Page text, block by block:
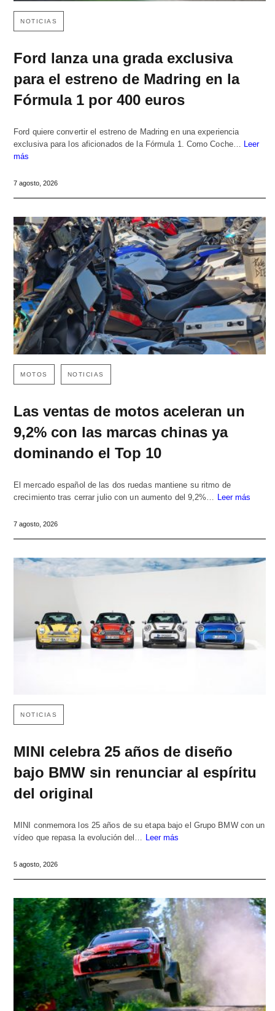
NOTICIAS
Ford lanza una grada exclusiva
para el estreno de Madring en la
Fórmula 1 por 400 euros
Ford quiere convertir el estreno de Madring en una experiencia
exclusiva para los aficionados de la Fórmula 1. Como Coche… Leer
más
7 agosto, 2026
MOTOS NOTICIAS
Las ventas de motos aceleran un
9,2% con las marcas chinas ya
dominando el Top 10
El mercado español de las dos ruedas mantiene su ritmo de
crecimiento tras cerrar julio con un aumento del 9,2%… Leer más
7 agosto, 2026
NOTICIAS
MINI celebra 25 años de diseño
bajo BMW sin renunciar al espíritu
del original
MINI conmemora los 25 años de su etapa bajo el Grupo BMW con un
vídeo que repasa la evolución del… Leer más
5 agosto, 2026